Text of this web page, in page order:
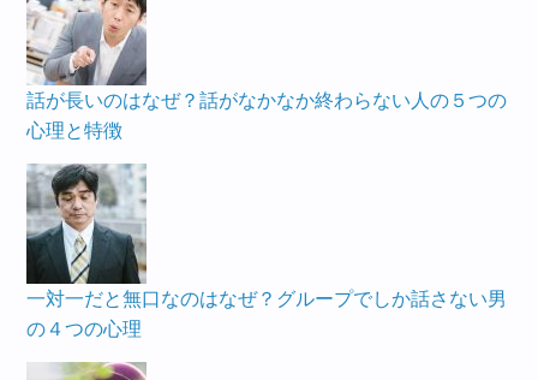
話が長いのはなぜ？話がなかなか終わらない人の５つの
心理と特徴
一対一だと無口なのはなぜ？グループでしか話さない男
の４つの心理